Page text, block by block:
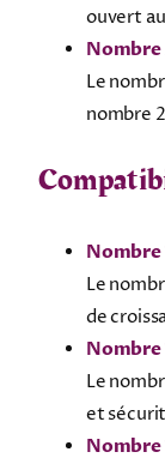
ouvert
Nombre
Le
nombre
Nombre
Le
de
Nombre
Le
et
Nombre